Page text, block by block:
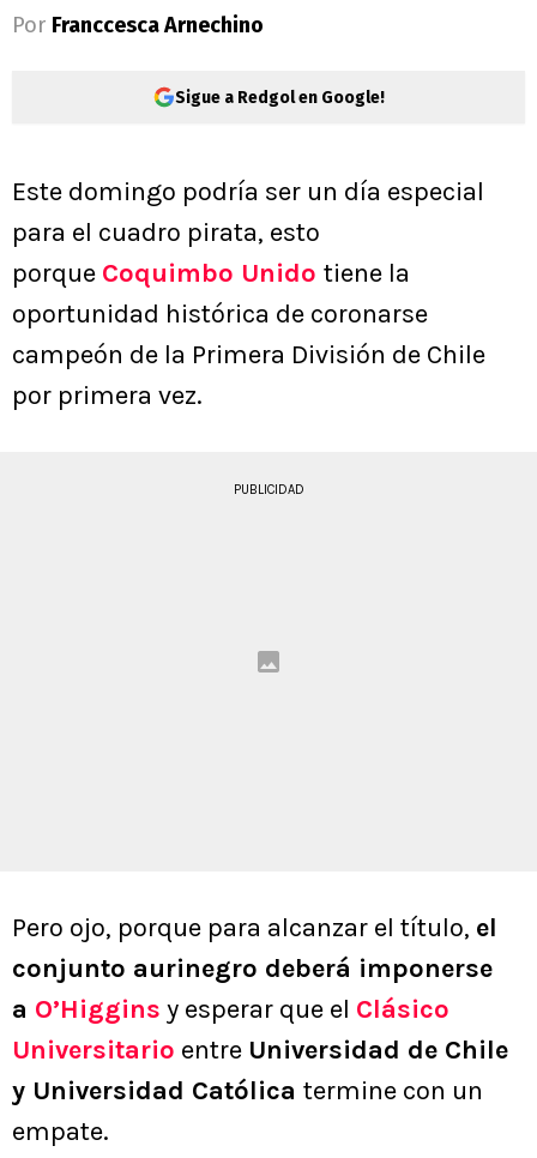
Por Franccesca Arnechino
Sigue a Redgol en Google!
Este domingo podría ser un día especial
para el cuadro pirata, esto
porque Coquimbo Unido tiene la
oportunidad histórica de coronarse
campeón de la Primera División de Chile
por primera vez.
PUBLICIDAD
Pero ojo, porque para alcanzar el título, el
conjunto aurinegro deberá imponerse
a O’Higgins y esperar que el Clásico
Universitario entre Universidad de Chile
y Universidad Católica termine con un
empate.